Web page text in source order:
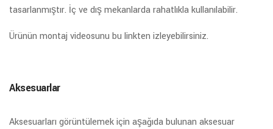
tasarlanmıştır. İç ve dış mekanlarda rahatlıkla kullanılabilir.
Ürünün montaj videosunu bu linkten izleyebilirsiniz.
Aksesuarlar
Aksesuarları görüntülemek için aşağıda bulunan aksesuar